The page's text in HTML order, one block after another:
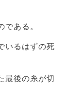
ある。
いるはずの死
最後の糸が切